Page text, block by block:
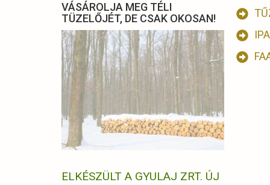
VÁSÁROLJA MEG TÉLI
TÜZELŐJÉT, DE CSAK OKOSAN!
ELKÉSZÜLT A GYULAJ ZRT. ÚJ